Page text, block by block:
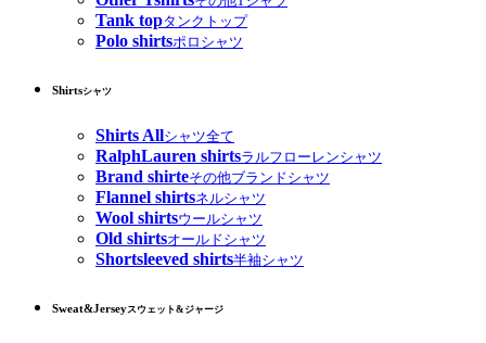
Tank topタンクトップ
Polo shirtsポロシャツ
Shirtsシャツ
Shirts Allシャツ全て
RalphLauren shirtsラルフローレンシャツ
Brand shirteその他ブランドシャツ
Flannel shirtsネルシャツ
Wool shirtsウールシャツ
Old shirtsオールドシャツ
Shortsleeved shirts半袖シャツ
Sweat&Jerseyスウェット&ジャージ